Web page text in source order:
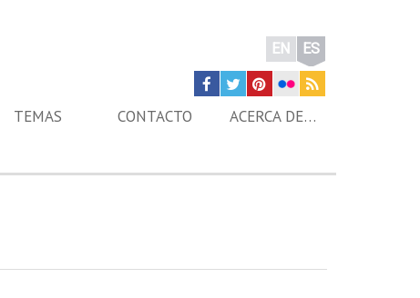
EN ES
TEMAS CONTACTO ACERCA DE…